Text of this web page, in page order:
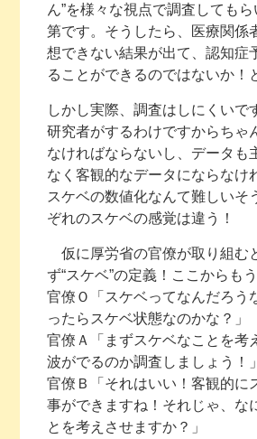
ん”を様々な視点で調査しても
第です。そうしたら、医療関係
想できない結果が出て、認知症
ることができるのではないか！
しかし実際、調査はしにくいで
研究者がするわけですからちゃ
なければならないし、データも
なく客観的なデータにならなけ
スケベの数値化なんて難しいそ
ぞれのスケベの感覚は違う！
仮に厚労省の官僚が取り組む
ず“スケベ”の定義！ここからも
官僚Ｏ「スケベってなんだろう
ったらスケベ状態なのかな？」
官僚Ａ「まずスケベなことを考
波がでるのか調査しましょう！」
官僚Ｂ「それはいい！客観的に
事ができますね！それじゃ、な
とを考えさせますか？」